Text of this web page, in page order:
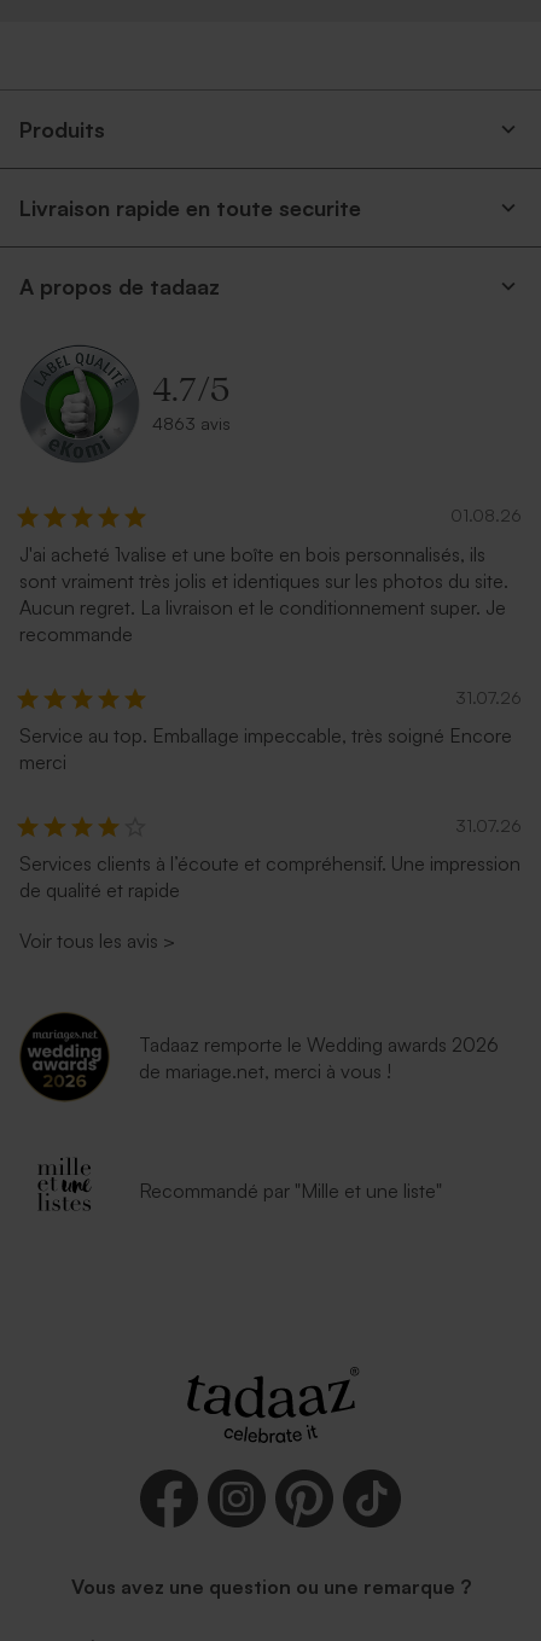
Produits
Livraison rapide en toute securite
A propos de tadaaz
4.7/5
4863 avis
01.08.26
J'ai acheté 1valise et une boîte en bois personnalisés, ils
sont vraiment très jolis et identiques sur les photos du site.
Aucun regret. La livraison et le conditionnement super. Je
recommande
31.07.26
Service au top. Emballage impeccable, très soigné Encore
merci
31.07.26
Services clients à l’écoute et compréhensif. Une impression
de qualité et rapide
Voir tous les avis >
Tadaaz remporte le Wedding awards 2026
de mariage.net, merci à vous !
Recommandé par "Mille et une liste"
Vous avez une question ou une remarque ?